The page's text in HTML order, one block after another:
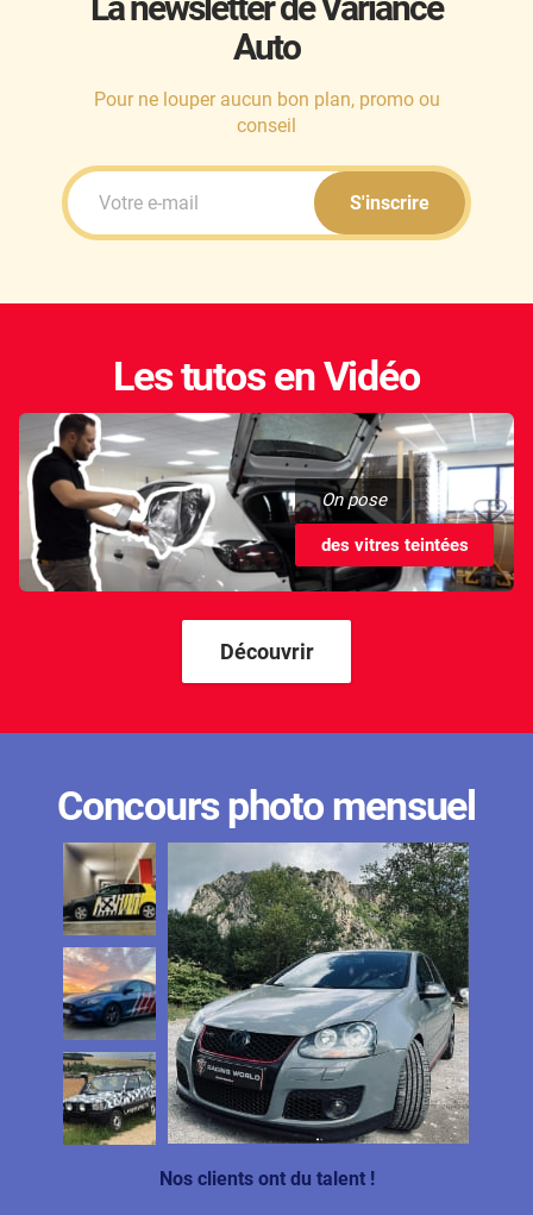
Ineos
Infiniti
Jaguar
Jeep
Jetour
Kandi
Karma
Lada
Land Rover
Ldv
Lexus
Ligier
Lincoln
Livan
Auto
Pour ne louper aucun bon plan, promo ou
conseil
S'inscrire
Les tutos en Vidéo
On pose
des vitres teintées
Découvrir
Concours photo mensuel
Nos clients ont du talent !